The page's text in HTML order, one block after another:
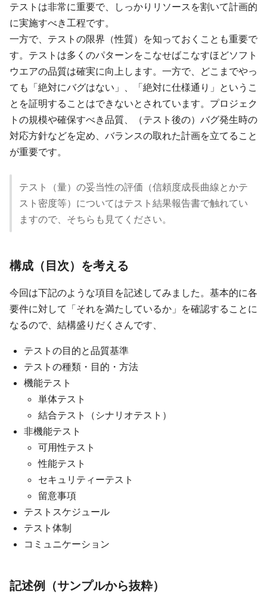
テストは非常に重要で、しっかりリソースを割いて計画的
に実施すべき工程です。
一方で、テストの限界（性質）を知っておくことも重要で
す。テストは多くのパターンをこなせばこなすほどソフト
ウエアの品質は確実に向上します。一方で、どこまでやっ
ても「絶対にバグはない」、「絶対に仕様通り」というこ
とを証明することはできないとされています。プロジェク
トの規模や確保すべき品質、（テスト後の）バグ発生時の
対応方針などを定め、バランスの取れた計画を立てること
が重要です。
テスト（量）の妥当性の評価（信頼度成長曲線とかテ
スト密度等）についてはテスト結果報告書で触れてい
ますので、そちらも見てください。
構成（目次）を考える
今回は下記のような項目を記述してみました。基本的に各
要件に対して「それを満たしているか」を確認することに
なるので、結構盛りだくさんです、
テストの目的と品質基準
テストの種類・目的・方法
機能テスト
単体テスト
結合テスト（シナリオテスト）
非機能テスト
可用性テスト
性能テスト
セキュリティーテスト
留意事項
テストスケジュール
テスト体制
コミュニケーション
記述例（サンプルから抜粋）